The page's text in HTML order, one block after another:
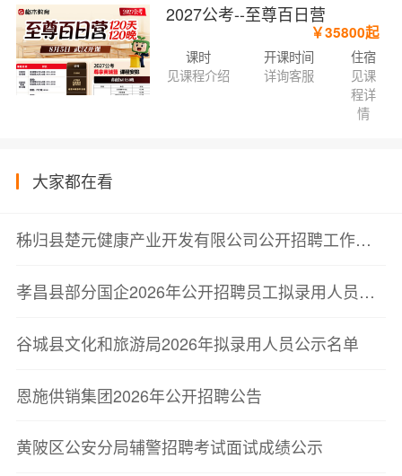
2027公考--至尊百日营
￥35800起
课时
见课程介绍
开课时间
详询客服
住宿
见课
程详
情
大家都在看
秭归县楚元健康产业开发有限公司公开招聘工作人员笔试成绩公告
孝昌县部分国企2026年公开招聘员工拟录用人员公示
谷城县文化和旅游局2026年拟录用人员公示名单
恩施供销集团2026年公开招聘公告
黄陂区公安分局辅警招聘考试面试成绩公示